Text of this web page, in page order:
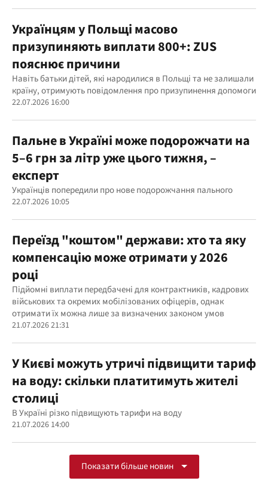
Українцям у Польщі масово
призупиняють виплати 800+: ZUS
пояснює причини
Навіть батьки дітей, які народилися в Польщі та не залишали
країну, отримують повідомлення про призупинення допомоги
22.07.2026 16:00
Пальне в Україні може подорожчати на
5–6 грн за літр уже цього тижня, –
експерт
Українців попередили про нове подорожчання пального
22.07.2026 10:05
Переїзд "коштом" держави: хто та яку
компенсацію може отримати у 2026
році
Підйомні виплати передбачені для контрактників, кадрових
військових та окремих мобілізованих офіцерів, однак
отримати їх можна лише за визначених законом умов
21.07.2026 21:31
У Києві можуть утричі підвищити тариф
на воду: скільки платитимуть жителі
столиці
В Україні різко підвищують тарифи на воду
21.07.2026 14:00
Показати більше новин